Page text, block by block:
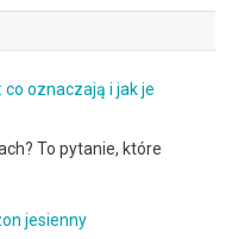
oznaczają i jak je
To pytanie, które
jesienny